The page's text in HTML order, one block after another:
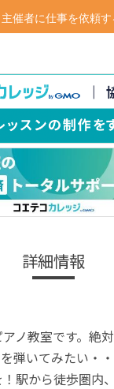
主催者に仕事を依頼す
詳細情報
ノ教室です。絶
弾いてみたい・
駅から徒歩圏内